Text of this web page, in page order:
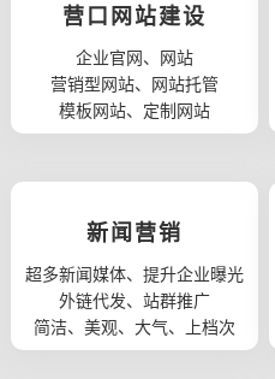
营口网站建设
企业官网、网站
营销型网站、网站托管
模板网站、定制网站
新闻营销
超多新闻媒体、提升企业曝光
外链代发、站群推广
简洁、美观、大气、上档次